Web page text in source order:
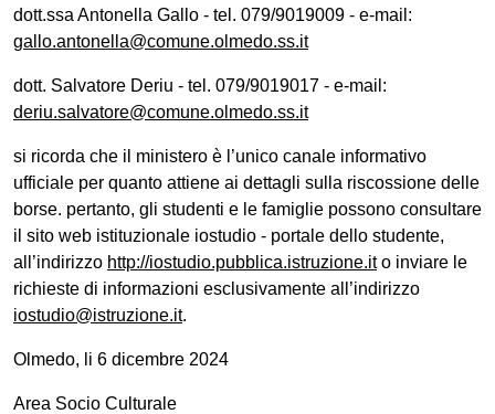
dott.ssa Antonella Gallo - tel. 079/9019009 - e-mail:
gallo.antonella@comune.olmedo.ss.it
dott. Salvatore Deriu - tel. 079/9019017 - e-mail:
deriu.salvatore@comune.olmedo.ss.it
si ricorda che il ministero è l’unico canale informativo
ufficiale per quanto attiene ai dettagli sulla riscossione delle
borse. pertanto, gli studenti e le famiglie possono consultare
il sito web istituzionale iostudio - portale dello studente,
all’indirizzo http://iostudio.pubblica.istruzione.ito inviare le
richieste di informazioni esclusivamente all’indirizzo
iostudio@istruzione.it.
Olmedo, li 6 dicembre 2024
Area Socio Culturale